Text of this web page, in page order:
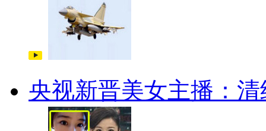
央视新晋美女主播：清